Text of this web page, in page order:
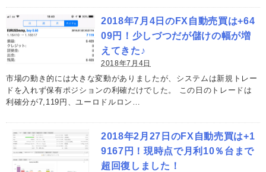
2018年7月4日のFX自動売買は+64
09円！少しづつだが儲けの幅が増
えてきた♪
2018年7月4日
市場の動き的には大きな変動がありましたが、システムは新規トレー
ドを入れず保有ポジションの利確だけでした。 この日のトレードは
利確分が7,119円、ユーロドルロン…
2018年2月27日のFX自動売買は+1
9167円！現時点で月利10％台まで
超回復しました！